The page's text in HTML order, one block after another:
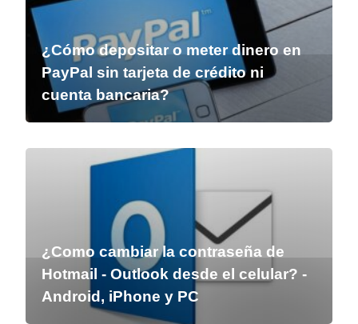
¿Cómo depositar o meter dinero en
PayPal sin tarjeta de crédito ni
cuenta bancaria?
¿Como cambiar la contraseña de
Hotmail - Outlook desde el celular? -
Android, iPhone y PC